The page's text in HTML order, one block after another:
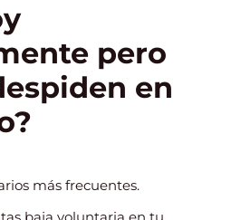
pero
en
más frecuentes.